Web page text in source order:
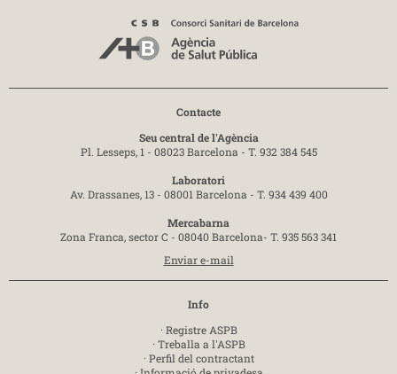
Contacte
Seu central de l'Agència
Pl. Lesseps, 1 - 08023 Barcelona - T. 932 384 545
Laboratori
Av. Drassanes, 13 - 08001 Barcelona - T. 934 439 400
Mercabarna
Zona Franca, sector C - 08040 Barcelona- T. 935 563 341
Enviar e-mail
Info
· Registre ASPB
· Treballa a l'ASPB
· Perfil del contractant